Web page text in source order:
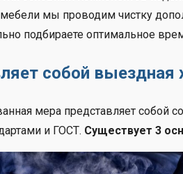
мы проводим чистку
подбираете оптимальное
собой
мера представляет собой
и ГОСТ. Существует 3